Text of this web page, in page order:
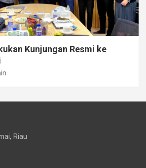
Kunjungan Resmi ke
Riau